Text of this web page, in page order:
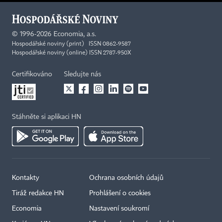
© 1996-2026 Economia, a.s.
Hospodářské noviny (print) ISSN 0862-9587
Hospodářské noviny (online) ISSN 2787-950X
Certifikováno Sledujte nás
Stáhněte si aplikaci HN
Kontakty
Tiráž redakce HN
Economia
Ochrana osobních údajů
Prohlášení o cookies
Nastavení soukromí